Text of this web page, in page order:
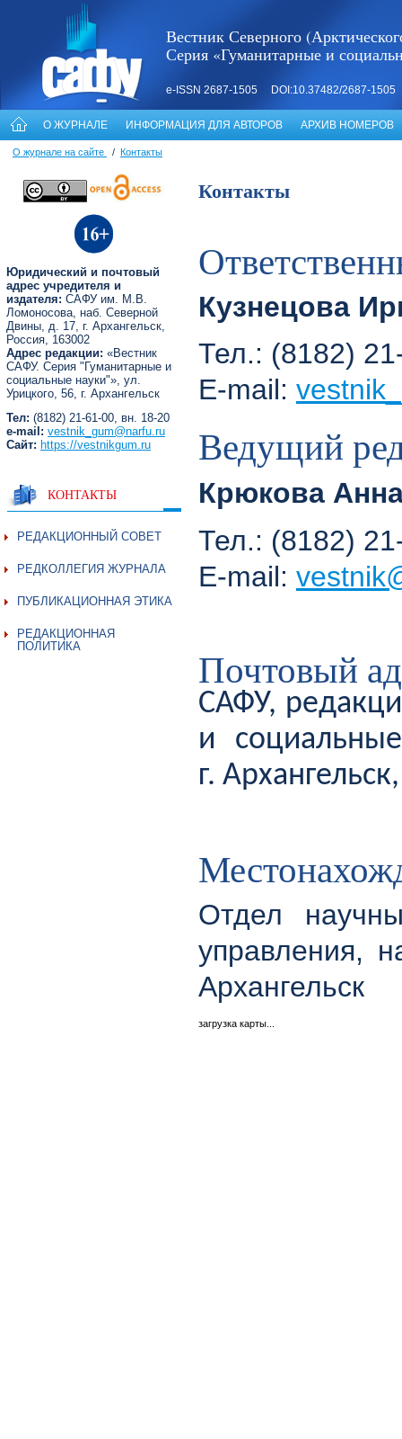
Вестник Северного
Серия «Гуманитарные и
e-ISSN 2687-1505 DOI:10.37482/2687-1505
О ЖУРНАЛЕ ИНФОРМАЦИЯ ДЛЯ АВТОРОВ АРХИВ НОМЕРОВ
О журнале на сайте / Контакты
Юридический и почтовый
адрес учредителя и
издателя: САФУ им. М.В.
Ломоносова, наб. Северной
Двины, д. 17, г. Архангельск,
Россия, 163002
Адрес редакции: «Вестник
САФУ. Серия "Гуманитарные и
социальные науки"», ул.
Урицкого, 56, г. Архангельск
Тел: (8182) 21-61-00, вн. 18-20
e-mail: vestnik_gum@narfu.ru
Сайт: https://vestnikgum.ru
КОНТАКТЫ
РЕДАКЦИОННЫЙ СОВЕТ
РЕДКОЛЛЕГИЯ ЖУРНАЛА
ПУБЛИКАЦИОННАЯ ЭТИКА
РЕДАКЦИОННАЯ
ПОЛИТИКА
Контакты
Кузнецова
Тел.: (8182)
E-mail:
Ведущий
Крюкова
Тел.: (8182)
E-mail:
Почтовый
САФУ,
и
г.
Отдел
управления,
Архангельск
загрузка карты...